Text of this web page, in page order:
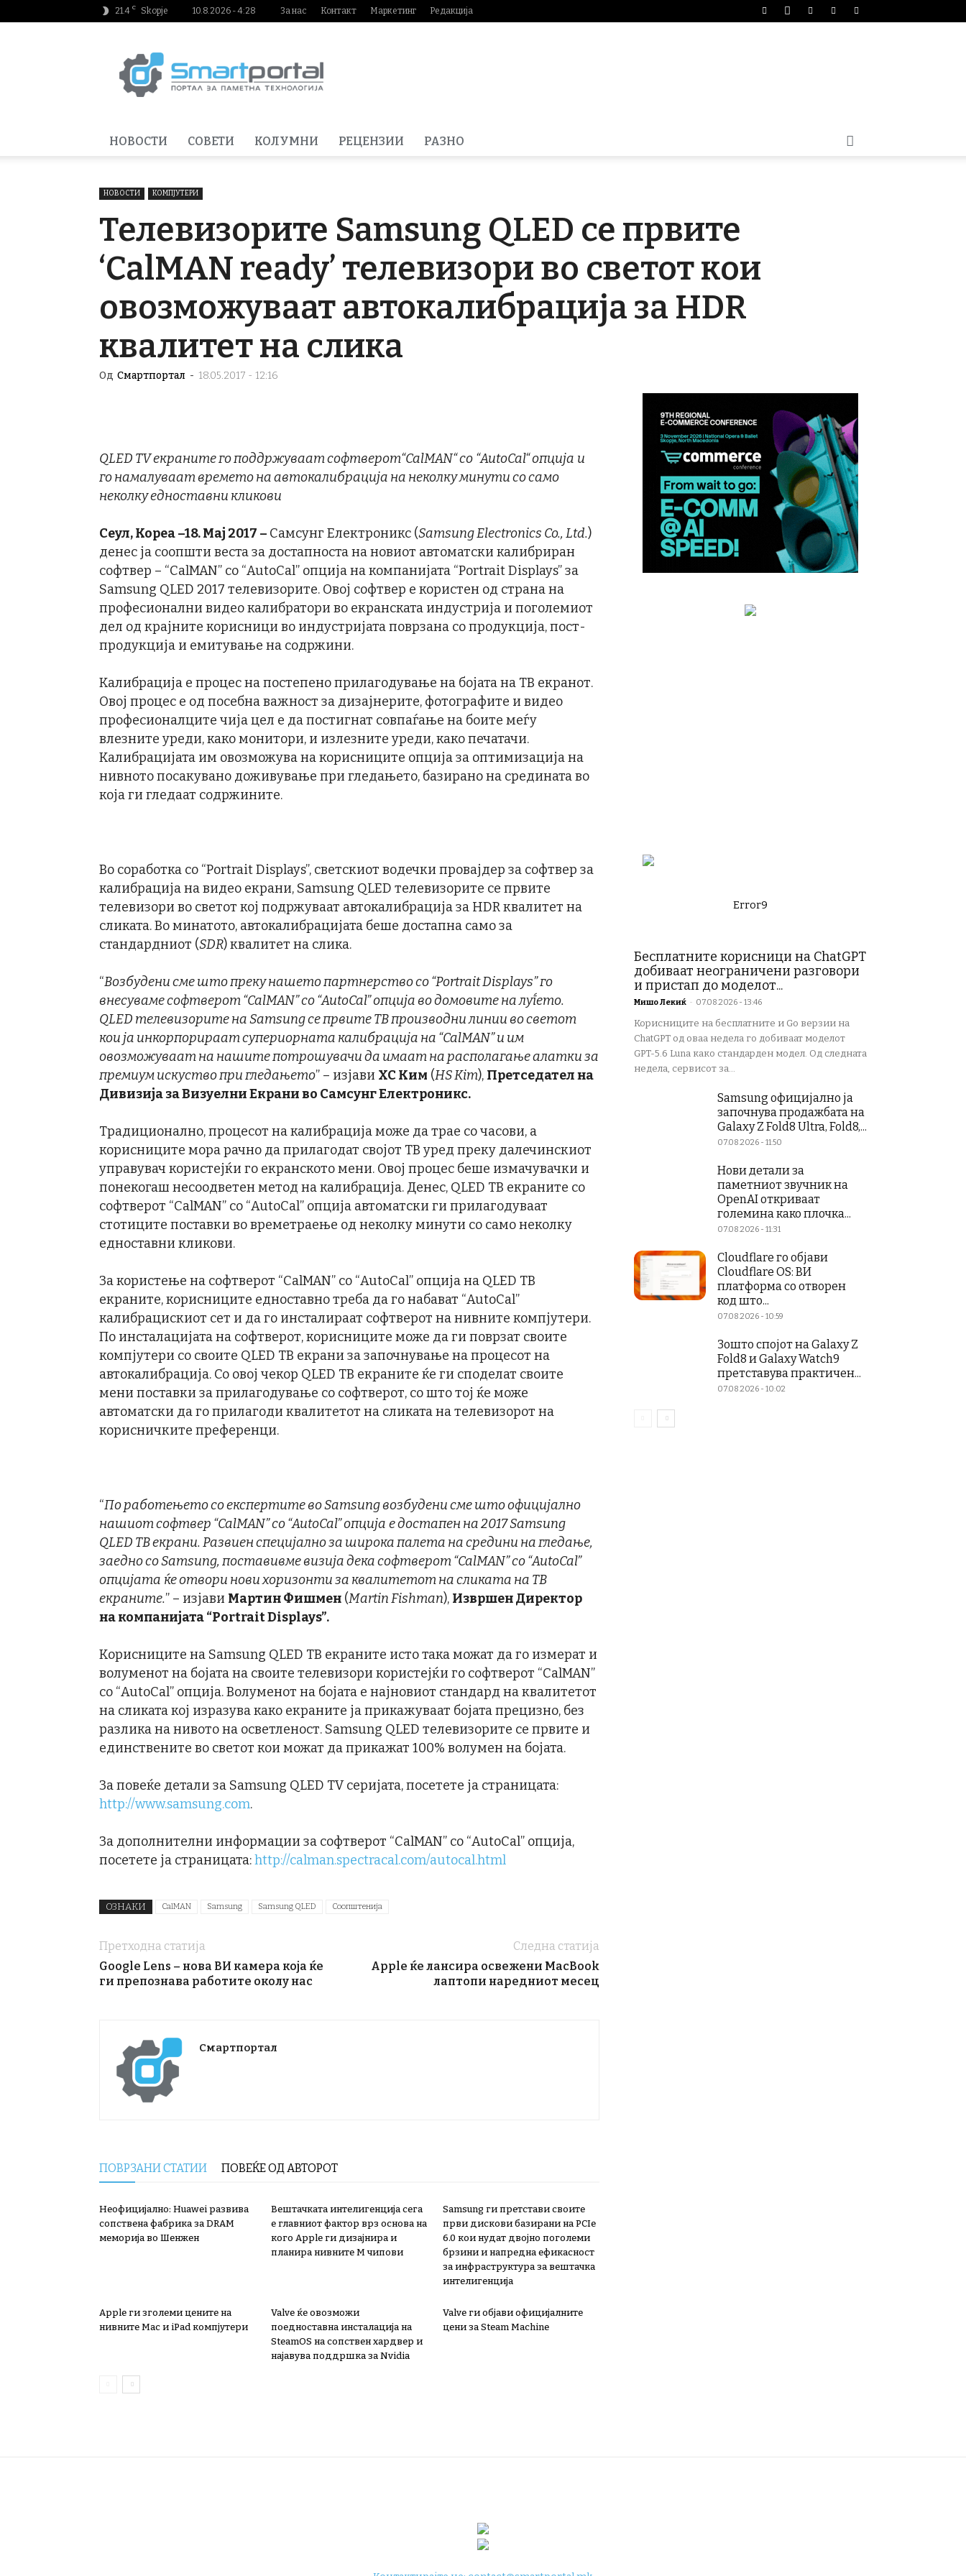
21.4 C Skopje 10.8.2026 - 4:28 За нас Контакт Маркетинг Редакција
НОВОСТИ СОВЕТИ КОЛУМНИ РЕЦЕНЗИИ РАЗНО
НОВОСТИ КОМПЈУТЕРИ
Телевизорите Samsung QLED се првите
‘CalMAN ready’ телевизори во светот кои
овозможуваат автокалибрација за HDR
квалитет на слика
Од Смартпортал - 18.05.2017 - 12:16
QLED TVекраните го поддржуваат софтверот“CalMAN“ со “AutoCal“ опција и
го намалуваат времето на автокалибрација на неколку минути со само
неколку едноставни кликови
Сеул, Кореа –18. Мај 2017 – Самсунг Електроникс (Samsung Electronics Co., Ltd.)
денес ја соопшти веста за достапноста на новиот автоматски калибриран
софтвер – “CalMAN” со “AutoCal” опција на компанијата “Portrait Displays” за
Samsung QLED 2017 телевизорите. Овој софтвер е користен од страна на
професионални видео калибратори во екранската индустрија и поголемиот
дел од крајните корисници во индустријата поврзана со продукција, пост-
продукција и емитување на содржини.
Калибрација е процес на постепено прилагодување на бојата на ТВ екранот.
Овој процес е од посебна важност за дизајнерите, фотографите и видео
професионалците чија цел е да постигнат совпаѓање на боите меѓу
влезните уреди, како монитори, и излезните уреди, како печатачи.
Калибрацијата им овозможува на корисниците опција за оптимизација на
нивното посакувано доживување при гледањето, базирано на средината во
која ги гледаат содржините.
Во соработка со “Portrait Displays”, светскиот водечки провајдер за софтвер за
калибрација на видео екрани, Samsung QLED телевизорите се првите
телевизори во светот кој подржуваат автокалибрација за HDR квалитет на
сликата. Во минатото, автокалибрацијата беше достапна само за
стандардниот (SDR) квалитет на слика.
“Возбудени сме што преку нашето партнерство со“Portrait Displays”го
внесуваме софтверот“CalMAN”со“AutoCal”опција во домовите на луѓето.
QLED телевизорите наSamsungсе првите ТВ производни линии во светот
кои ја инкорпорираат супериорната калибрација на “CalMAN”и им
овозможуваат на нашите потрошувачи да имаат на располагање алатки за
премиум искуство при гледањето” – изјави ХС Ким (HS Kim), Претседател на
Дивизија за Визуелни Екрани во Самсунг Електроникс.
Традиционално, процесот на калибрација може да трае со часови, а
корисниците мора рачно да прилагодат својот ТВ уред преку далечинскиот
управувач користејќи го екранското мени. Овој процес беше измачувачки и
понекогаш несоодветен метод на калибрација. Денес, QLED ТВ екраните со
софтверот “CalMAN” со “AutoCal” опција автоматски ги прилагодуваат
стотиците поставки во времетраење од неколку минути со само неколку
едноставни кликови.
За користење на софтверот “CalMAN” со “AutoCal” опција на QLED ТВ
екраните, корисниците едноставно треба да го набават “AutoCal”
калибрацискиот сет и да го инсталираат софтверот на нивните компјутери.
По инсталацијата на софтверот, корисниците може да ги поврзат своите
компјутери со своите QLED ТВ екрани за започнување на процесот на
автокалибрација. Со овој чекор QLED ТВ екраните ќе ги споделат своите
мени поставки за прилагодување со софтверот, со што тој ќе може
автоматски да го прилагоди квалитетот на сликата на телевизорот на
корисничките преференци.
“По работењето со експертите воSamsungвозбудени сме што официјално
нашиот софтвер “CalMAN”со“AutoCal”опција е достапен на2017 Samsung
QLED ТВ екрани. Развиен специјално за широка палета на средини на гледање,
заедно соSamsung, поставивме визија дека софтверот“CalMAN”со“AutoCal”
опцијата ќе отвори нови хоризонти за квалитетот на сликата на ТВ
екраните.” – изјави Мартин Фишмен (Martin Fishman), Извршен Директор
на компанијата“Portrait Displays”.
Корисниците на Samsung QLED ТВ екраните исто така можат да го измерат и
волуменот на бојата на своите телевизори користејќи го софтверот “CalMAN”
со “AutoCal” опција. Волуменот на бојата е најновиот стандард на квалитетот
на сликата кој изразува како екраните ја прикажуваат бојата прецизно, без
разлика на нивото на осветленост. Samsung QLED телевизорите се првите и
единствените во светот кои можат да прикажат 100% волумен на бојата.
За повеќе детали за Samsung QLED TV серијата, посетете ја страницата:
http://www.samsung.com.
За дополнителни информации за софтверот “CalMAN” со “AutoCal” опција,
посетете ја страницата:http://calman.spectracal.com/autocal.html
ОЗНАКИ CalMAN Samsung Samsung QLED Соопштенија
Претходна статија
Google Lens – нова ВИ камера која ќе
ги препознава работите околу нас
Следна статија
Apple ќе лансира освежени MacBook
лаптопи наредниот месец
Смартпортал
ПОВРЗАНИ СТАТИИ ПОВЕЌЕ ОД АВТОРОТ
Неофицијално: Huawei развива
сопствена фабрика за DRAM
меморија во Шенжен
Вештачката интелигенција сега
е главниот фактор врз основа на
кого Apple ги дизајнира и
планира нивните М чипови
Samsung ги претстави своите
први дискови базирани на PCIe
6.0 кои нудат двојно поголеми
брзини и напредна ефикасност
за инфраструктура за вештачка
интелигенција
Apple ги зголеми цените на
нивните Mac и iPad компјутери
Valve ќе овозможи
поедноставна инсталација на
SteamOS на сопствен хардвер и
најавува поддршка за Nvidia
Valve ги објави официјалните
цени за Steam Machine
Error9
Бесплатните корисници на ChatGPT
добиваат неограничени разговори
и пристап до моделот...
Мишо Лекиќ - 07.08.2026 - 13:46
Корисниците на бесплатните и Go верзии на
ChatGPT од оваа недела го добиваат моделот
GPT-5.6 Luna како стандарден модел. Од следната
недела, сервисот за...
Samsung официјално ја
започнува продажбата на
Galaxy Z Fold8 Ultra, Fold8,...
07.08.2026 - 11:50
Нови детали за
паметниот звучник на
OpenAI откриваат
големина како плочка...
07.08.2026 - 11:31
Cloudflare го објави
Cloudflare OS: ВИ
платформа со отворен
код што...
07.08.2026 - 10:59
Зошто спојот на Galaxy Z
Fold8 и Galaxy Watch9
претставува практичен...
07.08.2026 - 10:02